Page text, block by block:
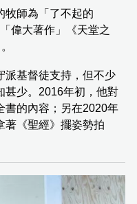
牧師為「了不起的
偉大著作」《天堂之
派基督徒支持，但不少
甚少。2016年初，他對
書的內容；另在2020年
著《聖經》擺姿勢拍